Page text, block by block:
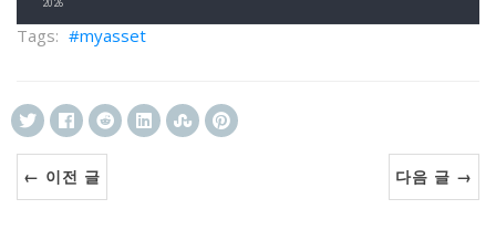
myasset
← 이전 글 다음 글 →